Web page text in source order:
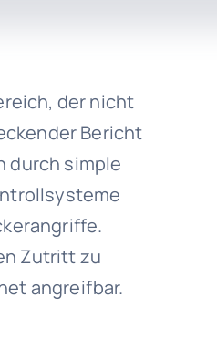
der nicht
Bericht
durch simple
Zutritt zu
angreifbar.